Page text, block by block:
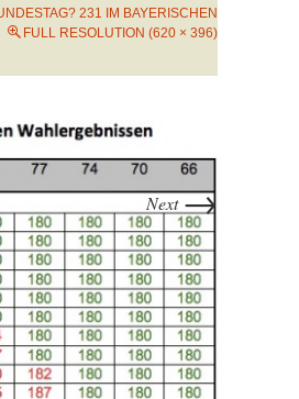
231 IM BAYERISCHEN
FULL RESOLUTION (620 × 396)
Next→